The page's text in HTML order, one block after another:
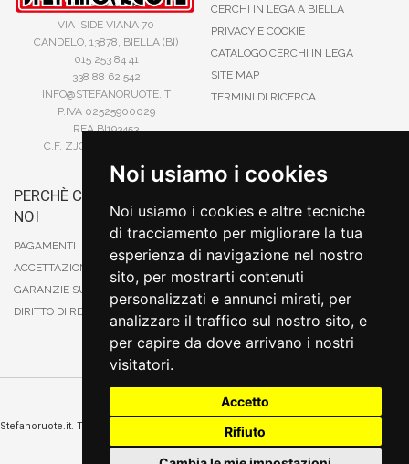
Noi usiamo i cookies
Noi usiamo i cookies e altre tecniche
di tracciamento per migliorare la tua
esperienza di navigazione nel nostro
sito, per mostrarti contenuti
personalizzati e annunci mirati, per
analizzare il traffico sul nostro sito, e
per capire da dove arrivano i nostri
visitatori.
Accetto
Rifiuto
VIA ISIDE VIANA 70
CANDELO, 13878, BIELLA (BI)
015 253 84 41
338 88 62 542
INFO@STEFANORUOTE.IT
P.IVA 02525900029
REA BI193453
C.F. ZJOSFN73H14A859X
CERCHI IN LEGA A BIELLA
PRIVACY E COOKIE
CATALOGO CERCHI IN LEGA
SITE MAP
TERMINI DI RICERCA
PERCHÈ COMPRARE DA
NOI
PAGAMENTI
ACCETTAZIONE DEGLI ORDINI
GARANZIE SUI PRODOTTI
DIRITTO DI RECESSO
CARTA DI CREDITO
PAYPAL
CONTRASSEGNO
POSTEPAY
Stefanoruote.it. Tutti i diritti riservati. E' vietata la riproduzione anche parziali. Prezzi e
promozioni validi salvo errori o omissioni